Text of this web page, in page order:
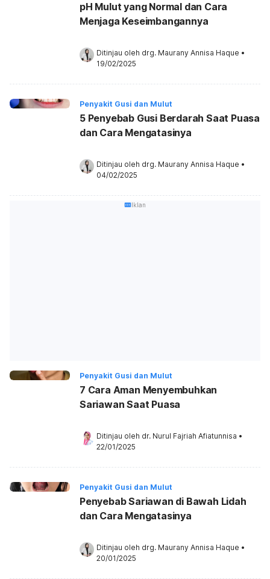
pH Mulut yang Normal dan Cara
Menjaga Keseimbangannya
Ditinjau oleh drg. Maurany Annisa Haque •
19/02/2025
Penyakit Gusi dan Mulut
5 Penyebab Gusi Berdarah Saat Puasa
dan Cara Mengatasinya
Ditinjau oleh drg. Maurany Annisa Haque •
04/02/2025
Iklan
Penyakit Gusi dan Mulut
7 Cara Aman Menyembuhkan
Sariawan Saat Puasa
Ditinjau oleh dr. Nurul Fajriah Afiatunnisa •
22/01/2025
Penyakit Gusi dan Mulut
Penyebab Sariawan di Bawah Lidah
dan Cara Mengatasinya
Ditinjau oleh drg. Maurany Annisa Haque •
20/01/2025